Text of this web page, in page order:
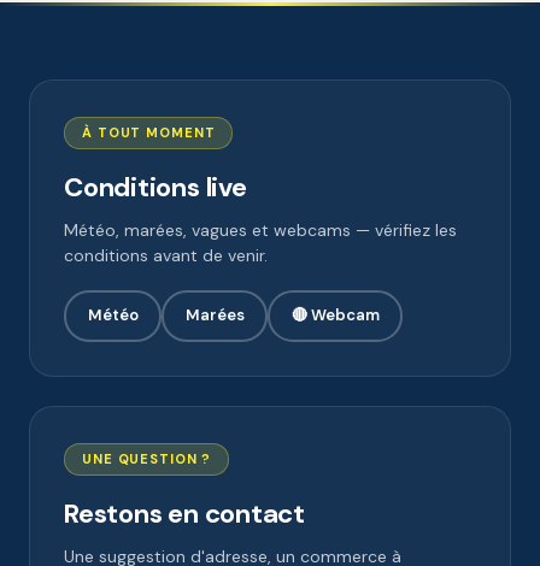
À TOUT MOMENT
Conditions live
Météo, marées, vagues et webcams — vérifiez les
conditions avant de venir.
Météo Marées 🔴 Webcam
UNE QUESTION ?
Restons en contact
Une suggestion d'adresse, un commerce à